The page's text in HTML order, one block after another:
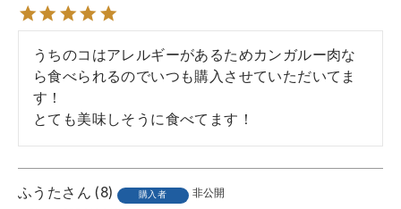
うちのコはアレルギーがあるためカンガルー肉な
ら食べられるのでいつも購入させていただいてま
す！
とても美味しそうに食べてます！
ふうた 8 購入者 非公開